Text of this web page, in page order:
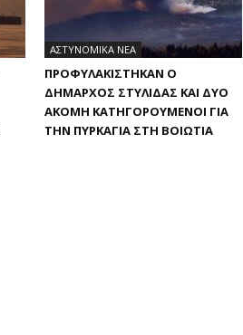
ΑΣΤΥΝΟΜΙΚΑ ΝΕΑ
ΠΡΟΦΥΛΑΚΊΣΤΗΚΑΝ Ο
ΔΉΜΑΡΧΟΣ ΣΤΥΛΊΔΑΣ ΚΑΙ ΔΎΟ
ΑΚΌΜΗ ΚΑΤΗΓΟΡΟΎΜΕΝΟΙ ΓΙΑ
ΤΗΝ ΠΥΡΚΑΓΙΆ ΣΤΗ ΒΟΙΩΤΊΑ